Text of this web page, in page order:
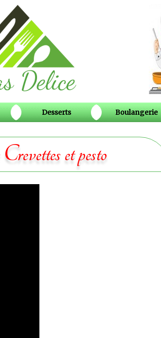
Desserts Boulangerie
et pesto